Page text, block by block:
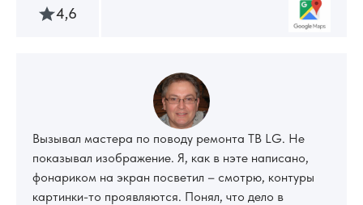
4,6
Вызывал мастера по поводу ремонта ТВ LG. Не
показывал изображение. Я, как в нэте написано,
фонариком на экран посветил – смотрю, контуры
картинки-то проявляются. Понял, что дело в